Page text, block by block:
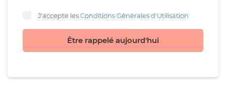
J'accepte lesConditions Générales d'Utilisation
Être rappelé aujourd'hui